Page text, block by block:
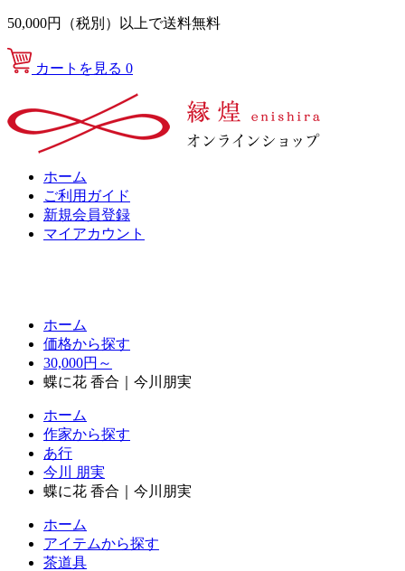
50,000円（税別）以上で送料無料
カートを見る 0
ホーム
ご利用ガイド
新規会員登録
マイアカウント
ホーム
価格から探す
30,000円～
蝶に花 香合｜今川朋実
ホーム
作家から探す
あ行
今川 朋実
蝶に花 香合｜今川朋実
ホーム
アイテムから探す
茶道具